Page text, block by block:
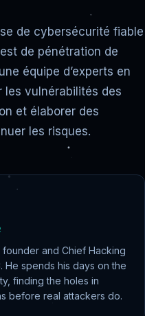
de cybersécurité fiable
de pénétration de
équipe d’experts en
vulnérabilités des
et élaborer des
les risques.
and Chief Hacking
He spends his days on the
finding the holes in
before real attackers do.